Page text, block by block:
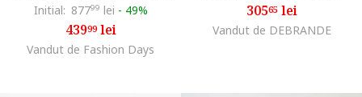
Initial: 87799 lei - 49%
43999lei
Vandut de Fashion Days
30565lei
Vandut de DEBRANDE